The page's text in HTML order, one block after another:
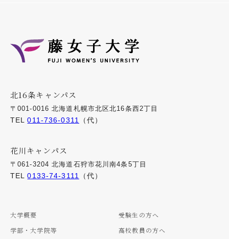
北16条キャンパス
〒001-0016 北海道札幌市北区北16条西2丁目
TEL011-736-0311 （代）
花川キャンパス
〒061-3204 北海道石狩市花川南4条5丁目
TEL0133-74-3111 （代）
大学概要
学部・大学院等
受験生の方へ
高校教員の方へ